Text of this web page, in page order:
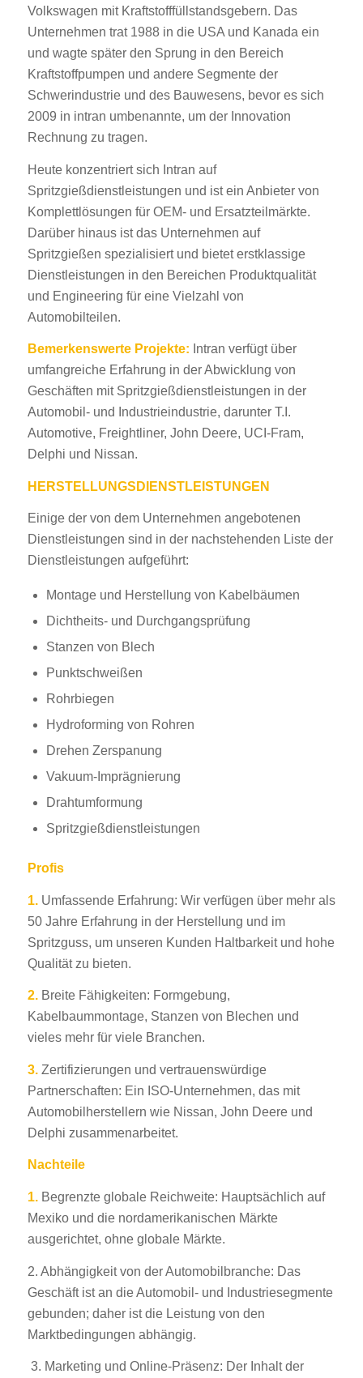
Volkswagen mit Kraftstofffüllstandsgebern. Das
Unternehmen trat 1988 in die USA und Kanada ein
und wagte später den Sprung in den Bereich
Kraftstoffpumpen und andere Segmente der
Schwerindustrie und des Bauwesens, bevor es sich
2009 in intran umbenannte, um der Innovation
Rechnung zu tragen.
Heute konzentriert sich Intran auf
Spritzgießdienstleistungen und ist ein Anbieter von
Komplettlösungen für OEM- und Ersatzteilmärkte.
Darüber hinaus ist das Unternehmen auf
Spritzgießen spezialisiert und bietet erstklassige
Dienstleistungen in den Bereichen Produktqualität
und Engineering für eine Vielzahl von
Automobilteilen.
Bemerkenswerte Projekte: Intran verfügt über
umfangreiche Erfahrung in der Abwicklung von
Geschäften mit Spritzgießdienstleistungen in der
Automobil- und Industrieindustrie, darunter T.I.
Automotive, Freightliner, John Deere, UCI-Fram,
Delphi und Nissan.
HERSTELLUNGSDIENSTLEISTUNGEN
Einige der von dem Unternehmen angebotenen
Dienstleistungen sind in der nachstehenden Liste der
Dienstleistungen aufgeführt:
Montage und Herstellung von Kabelbäumen
Dichtheits- und Durchgangsprüfung
Stanzen von Blech
Punktschweißen
Rohrbiegen
Hydroforming von Rohren
Drehen Zerspanung
Vakuum-Imprägnierung
Drahtumformung
Spritzgießdienstleistungen
Profis
1.Umfassende Erfahrung: Wir verfügen über mehr als
50 Jahre Erfahrung in der Herstellung und im
Spritzguss, um unseren Kunden Haltbarkeit und hohe
Qualität zu bieten.
2.Breite Fähigkeiten: Formgebung,
Kabelbaummontage, Stanzen von Blechen und
vieles mehr für viele Branchen.
3.Zertifizierungen und vertrauenswürdige
Partnerschaften: Ein ISO-Unternehmen, das mit
Automobilherstellern wie Nissan, John Deere und
Delphi zusammenarbeitet.
Nachteile
1.Begrenzte globale Reichweite: Hauptsächlich auf
Mexiko und die nordamerikanischen Märkte
ausgerichtet, ohne globale Märkte.
2. Abhängigkeit von der Automobilbranche: Das
Geschäft ist an die Automobil- und Industriesegmente
gebunden; daher ist die Leistung von den
Marktbedingungen abhängig.
3. Marketing und Online-Präsenz: Der Inhalt der